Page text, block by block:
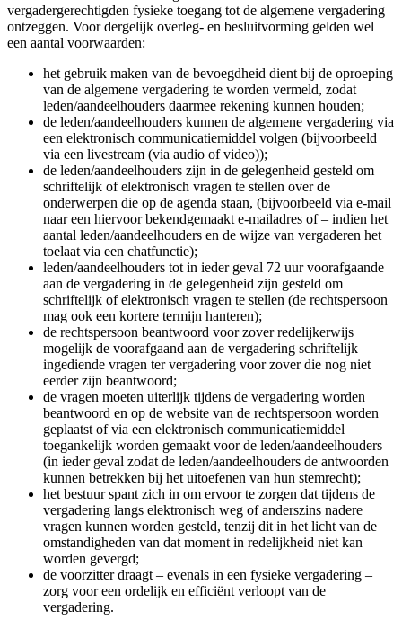
vergadergerechtigden fysieke toegang tot de algemene vergadering
ontzeggen. Voor dergelijk overleg- en besluitvorming gelden wel
een aantal voorwaarden:
het gebruik maken van de bevoegdheid dient bij de oproeping
van de algemene vergadering te worden vermeld, zodat
leden/aandeelhouders daarmee rekening kunnen houden;
de leden/aandeelhouders kunnen de algemene vergadering via
een elektronisch communicatiemiddel volgen (bijvoorbeeld
via een livestream (via audio of video));
de leden/aandeelhouders zijn in de gelegenheid gesteld om
schriftelijk of elektronisch vragen te stellen over de
onderwerpen die op de agenda staan, (bijvoorbeeld via e-mail
naar een hiervoor bekendgemaakt e-mailadres of – indien het
aantal leden/aandeelhouders en de wijze van vergaderen het
toelaat via een chatfunctie);
leden/aandeelhouders tot in ieder geval 72 uur voorafgaande
aan de vergadering in de gelegenheid zijn gesteld om
schriftelijk of elektronisch vragen te stellen (de rechtspersoon
mag ook een kortere termijn hanteren);
de rechtspersoon beantwoord voor zover redelijkerwijs
mogelijk de voorafgaand aan de vergadering schriftelijk
ingediende vragen ter vergadering voor zover die nog niet
eerder zijn beantwoord;
de vragen moeten uiterlijk tijdens de vergadering worden
beantwoord en op de website van de rechtspersoon worden
geplaatst of via een elektronisch communicatiemiddel
toegankelijk worden gemaakt voor de leden/aandeelhouders
(in ieder geval zodat de leden/aandeelhouders de antwoorden
kunnen betrekken bij het uitoefenen van hun stemrecht);
het bestuur spant zich in om ervoor te zorgen dat tijdens de
vergadering langs elektronisch weg of anderszins nadere
vragen kunnen worden gesteld, tenzij dit in het licht van de
omstandigheden van dat moment in redelijkheid niet kan
worden gevergd;
de voorzitter draagt – evenals in een fysieke vergadering –
zorg voor een ordelijk en efficiënt verloopt van de
vergadering.